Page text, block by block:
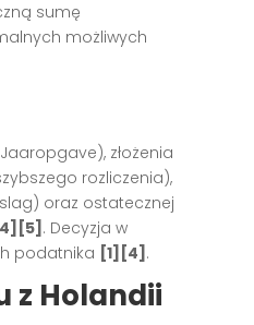
sumę
możliwych
złożenia
rozliczenia),
oraz ostatecznej
. Decyzja w
podatnika [1][4] .
z Holandii